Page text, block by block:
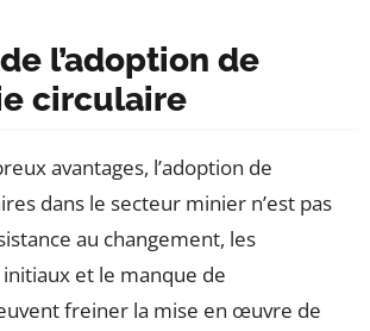
l’adoption de
circulaire
avantages, l’adoption de
dans le secteur minier n’est pas
au changement, les
et le manque de
freiner la mise en œuvre de